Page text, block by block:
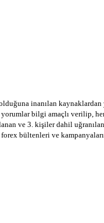
inanılan kaynaklardan
bilgi amaçlı verilip,
ve 3. kişiler dahil
bültenleri ve